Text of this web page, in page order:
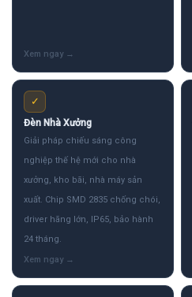
✓
Đèn Nhà Xưởng
Giải pháp chiếu sáng công
nghiệp thế hệ mới cho nhà
xưởng, kho bãi, nhà máy sản
xuất. Chip SMD 2835 chống chói,
driver hãng lớn, IP65, bảo hành
24 tháng.